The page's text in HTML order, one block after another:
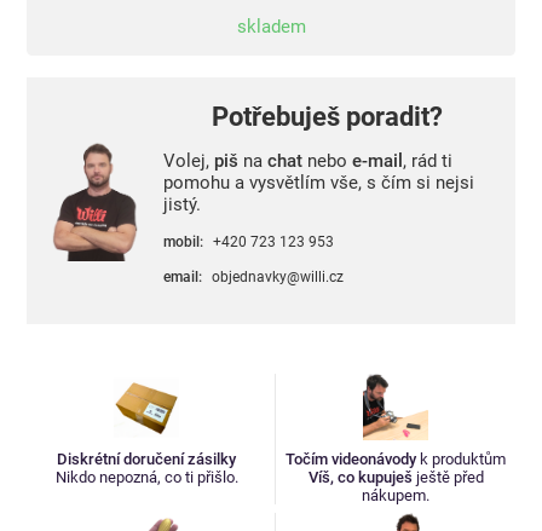
skladem
Potřebuješ poradit?
Volej, piš na chatnebo e-mail , rád ti
pomohu a vysvětlím vše, s čím si nejsi
jistý.
mobil: +420 723 123 953
email: objednavky@willi.cz
Diskrétní doručení zásilky
Nikdo nepozná, co ti přišlo.
Točím videonávody k produktům
Víš, co kupuješ ještě před
nákupem.